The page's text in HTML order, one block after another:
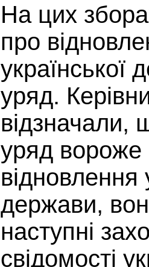
На цих
про
української
уряд.
відзначали,
уряд вороже
відновлення
держави,
наступні
свідомості